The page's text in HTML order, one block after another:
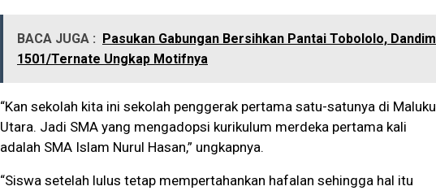
BACA JUGA : Pasukan Gabungan Bersihkan Pantai Tobololo, Dandim
1501/Ternate Ungkap Motifnya
“Kan sekolah kita ini sekolah penggerak pertama satu-satunya di Maluku
Utara. Jadi SMA yang mengadopsi kurikulum merdeka pertama kali
adalah SMA Islam Nurul Hasan,” ungkapnya.
“Siswa setelah lulus tetap mempertahankan hafalan sehingga hal itu